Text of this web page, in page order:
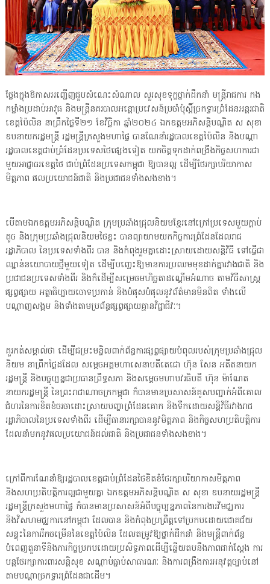
ថ្លែងក្នុងឱកាសអញ្ជើញជួបសំណេះសំណាល សួរសុខទុក្ខថ្នាក់ដឹកនាំ មន្ត្រីរាជការ កង
កម្លាំងប្រដាប់អាវុធ និងមន្ត្រីនគរបាលអន្តោប្រវេសន៍ប្រចាំប៉ុស្តិ៍ច្រកទ្វារព្រំដែនអន្តរជាតិ
ខេត្តប៉ៃលិន នាព្រឹកថ្ងៃទី២១ ខែវិច្ឆិកា ឆ្នាំ២០២៤ ឯកឧត្តមអភិសន្តិបណ្ឌិត ស សុខា
ឧបនាយករដ្ឋមន្រ្តី រដ្ឋមន្រ្តីក្រសួងមហាផ្ទៃ បានណែនាំរដ្ឋបាលខេត្តប៉ៃលិន និងបណ្ដា
រដ្ឋបាលខេត្តជាប់ព្រំដែនប្រទេសថៃផ្សេងទៀត យកចិត្តទុកដាក់ពង្រឹងកិច្ចសហការជា
មួយអាជ្ញាធរខេត្តថៃ ជាប់ព្រំដែនប្រទេសកម្ពុជា ឱ្យបានល្អ ដើម្បីថែរក្សាបរិយាកាស
មិត្តភាព ផលប្រយោជន៍ជាតិ និងប្រជាជនទាំងសងខាង។
បើតាមឯកឧត្តមអភិសន្តិបណ្ឌិត ក្រុមប្រឆាំងជ្រុលនិយមខ្មែរនៅក្រៅប្រទេសមួយក្ដាប់
តូច និងក្រុមប្រឆាំងជ្រុលនិយមថៃខ្លះ បានព្យាយាមយកកិច្ចការព្រំដែនដែលរាជ
រដ្ឋាភិបាល នៃប្រទេសទាំងពីរ បាន និងកំពុងរួមគ្នាដោះស្រាយដោយសន្តិវិធី ទៅធ្វើជា
ឈ្នាន់នយោបាយថ្មីមួយទៀត ដើម្បីបញ្ឆេះឱ្យមានការប្រឈមមុខដាក់គ្នារវាងជាតិ និង
ប្រជាជនប្រទេសទាំងពីរ និងក៏ដើម្បីសម្រេចមហិច្ឆតាដណ្ដើមអំណាច តាមវិធីសាស្រ្ត
ផ្សព្វផ្សាយ អត្ថាធិប្បាយចោទប្រកាន់ និងបំផុសបំផុលនូវព័ត៌មានមិនពិត ទាំងលើ
បណ្ដាញសង្គម និងទាំងតាមប្រព័ន្ធផ្សព្វផ្សាយគ្មានវិជ្ជាជីវៈ។
គួរកត់សម្គាល់ថា ដើម្បីជម្រះមន្ទិលពាក់ព័ន្ធការផ្សព្វផ្សាយបំពុលរបស់ក្រុមប្រឆាំងជ្រុល
និយម នាព្រឹកថ្ងៃដដែល សម្ដេចអគ្គមហាសេនាបតីតេជោ ហ៊ុន សែន អតីតនាយក
រដ្ឋមន្រ្តី និងបច្ចុប្បន្នជាប្រធានព្រឹទ្ធសភា និងសម្ដេចមហាបវរធិបតី ហ៊ុន ម៉ាណែត
នាយករដ្ឋមន្រ្តី នៃព្រះរាជាណាចក្រកម្ពុជា ក៏បានមានប្រសាសន៍គូសបញ្ជាក់អំពីគោល
ជំហរនៃការខិតខំចរចាដោះស្រាយបញ្ហាព្រំដែនគោក និងទឹកដោយសន្តិវិធីរវាងរាជ
រដ្ឋាភិបាលនៃប្រទេសទាំងពីរ ដើម្បីធានារក្សាបាននូវមិត្តភាព និងកិច្ចសហប្រតិបត្តិការ
ដែលនាំមកនូវផលប្រយោជន៍ដល់ជាតិ និងប្រជាជនទាំងសងខាង។
ក្រៅពីការណែនាំឱ្យរដ្ឋបាលខេត្តជាប់ព្រំដែនថៃខិតខំថែរក្សាបរិយាកាសមិត្តភាព
និងសហប្រតិបត្តិការល្អជាមួយគ្នា ឯកឧត្តមអភិសន្តិបណ្ឌិត ស សុខា ឧបនាយរដ្ឋមន្រ្តី
រដ្ឋមន្រ្តីក្រសួងមហាផ្ទៃ ក៏បានមានប្រសាសន៍អំពីបច្ចុប្បន្នភាពនៃការងារវិមជ្ឈការ
និងវិសហមជ្ឈការនៅកម្ពុជា ដែលបាន និងកំពុងប្រព្រឹត្តទៅប្រកបដោយជោគជ័យ
សន្ទុះនៃការរីកចម្រើននៃខេត្តប៉ៃលិន ដែលតម្រូវឱ្យថ្នាក់ដឹកនាំ និងមន្រ្តីពាក់ព័ន្ធ
បំពេញតួនាទីនិងភារកិច្ចប្រកបដោយប្រសិទ្ធភាពដើម្បីឆ្លើយតបនឹងភាពជាក់ស្ដែង ការ
បន្តថែរក្សាការពារសន្តិសុខ សណ្ដាប់ធ្នាប់សាធារណៈ និងការពង្រឹងការអនុវត្តច្បាប់នៅ
តាមបណ្ដាច្រកទ្វារព្រំដែនជាដើម។